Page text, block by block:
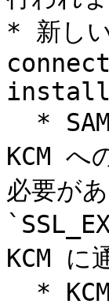
* 新し
install/
KCM へ
必要が
KCM に